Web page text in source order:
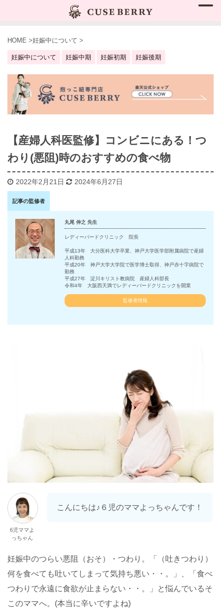
HOME >妊娠中について >
妊娠中について 妊娠中期 妊娠初期 妊娠後期
【産婦人科医監修】コンビニにある！つ
わり(悪阻)時のおすすめの食べ物
2022年2月21日 2024年6月27日
記事の監修者
丸尾 伸之 先生
レディーバードクリニック 院長
平成13年 大分医科大学卒業、神戸大学医学部附属病院で産婦
人科勤務
平成20年 神戸大学大学院で医学博士取得、神戸赤十字病院で
勤務
平成27年 淀川キリスト教病院 産婦人科部長
令和4年 大阪西天満でレディーバードクリニックを開業
監修者情報
6児ママよ
っちゃん
こんにちは♪６児のママよっちゃんです！
妊娠中のつらい悪阻（おそ）・つわり。「（吐きつわり）
何を食べても吐いてしまって気持ち悪い・・。」、「食べ
つわりで永遠に食欲が止まらない・・。」と悩んでいるそ
このママへ。(本当に辛いですよね)